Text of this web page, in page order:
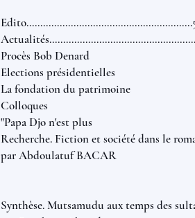
Procès Bob Denard
Elections présidentielles
La fondation du patrimoine
Colloques
"Papa Djo n'est plus
Recherche. Fiction et société dans le
par Abdoulatuf BACAR
Synthèse. Mutsamudu aux temps des